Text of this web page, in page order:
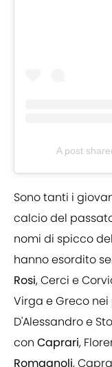
A post
Sono tanti i
calcio del
nomi di spicco
hanno esordito
Rosi, Cerci e
Virga e Greco
D'Alessandro e
con Caprari,
Romagnoli,